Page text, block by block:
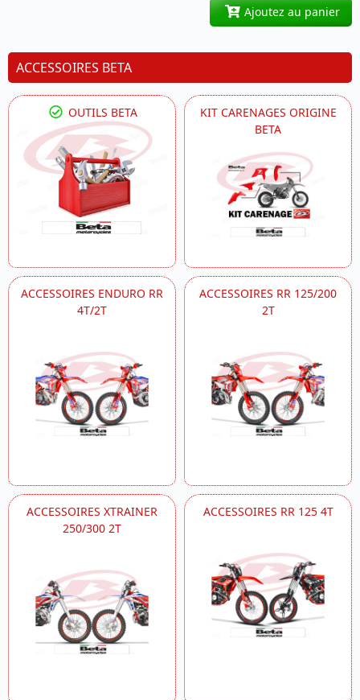
Ajoutez au panier
ACCESSOIRES BETA
OUTILS BETA
KIT CARENAGES ORIGINE
BETA
ACCESSOIRES ENDURO RR
4T/2T
ACCESSOIRES RR 125/200
2T
ACCESSOIRES XTRAINER
250/300 2T
ACCESSOIRES RR 125 4T